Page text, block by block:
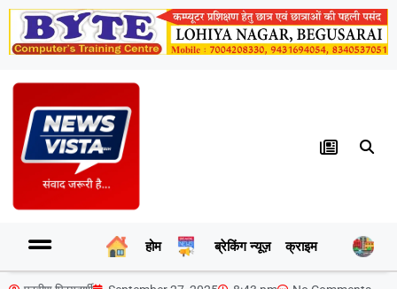
होम ब्रेकिंग न्यूज़ क्राइम